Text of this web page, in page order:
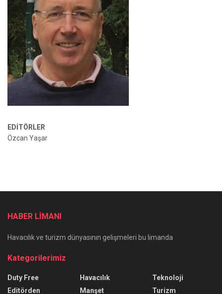
EDİTÖRLER
Özcan Yaşar
HABER LİMANI
Havacılık ve turizm dünyasının gelişmeleri bu limanda
Kategorilerimiz
Duty Free
Editörden
Havacılık
Manşet
Teknoloji
Turizm